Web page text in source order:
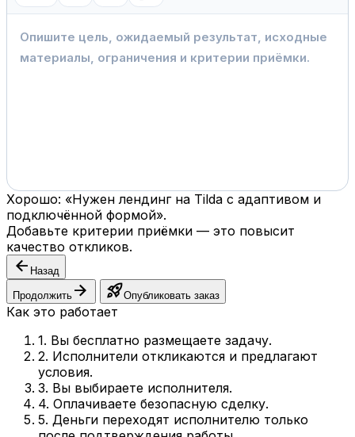
Хорошо: «Нужен лендинг на Tilda с адаптивом и
подключённой формой».
Добавьте критерии приёмки — это повысит
качество откликов.
arrow_back Назад
Продолжить arrow_forward rocket_launchОпубликовать заказ
Как это работает
1. Вы бесплатно размещаете задачу.
2. Исполнители откликаются и предлагают
условия.
3. Вы выбираете исполнителя.
4. Оплачиваете безопасную сделку.
5. Деньги переходят исполнителю только